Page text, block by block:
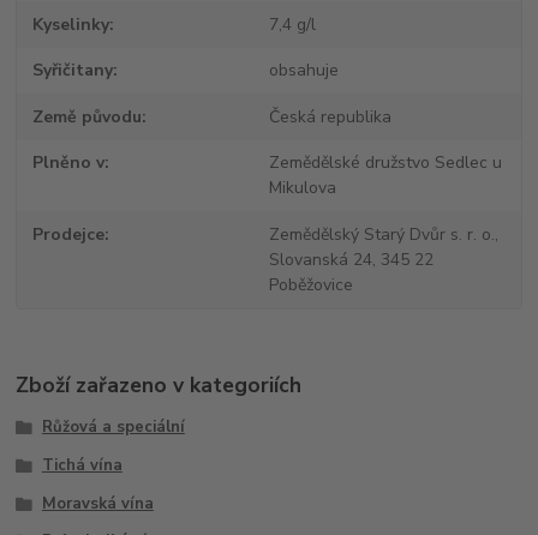
Kyselinky 7,4 g/l
Syřičitany obsahuje
Země původu Česká republika
Plněno v
Zemědělské družstvo Sedlec u
Mikulova
Prodejce
Zemědělský Starý Dvůr s. r. o.,
Slovanská 24, 345 22
Poběžovice
Zboží zařazeno v kategoriích
Růžová a speciální
Tichá vína
Moravská vína